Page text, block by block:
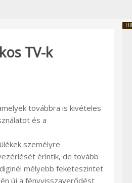
TV-k
továbbra is kivételes
és a
személyre
érintik, de tovább
mélyebb feketeszintet
új a fényvisszaverődést